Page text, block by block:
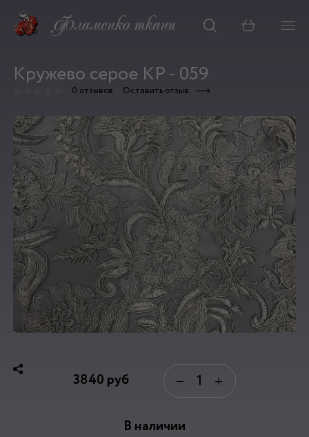
Корзина
Кружево серое КР - 059
0 отзывов Оставить отзыв
3840 руб − +
В наличии